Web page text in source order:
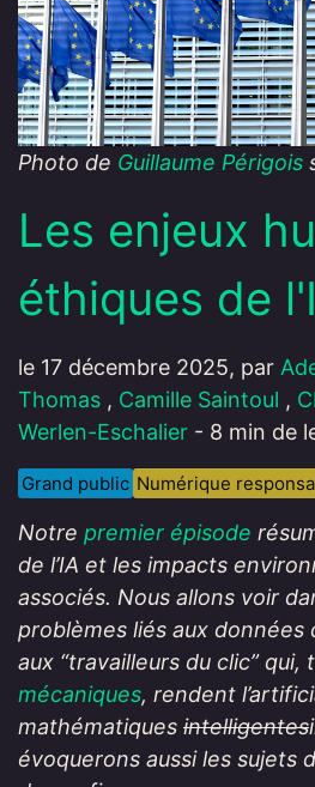
Photo de Guillaume Périgois
Les enjeux
éthiques de
le 17 décembre 2025, par
Thomas , Camille Saintoul ,
Werlen-Eschalier - 8 min de
Grand public Numérique
Notre premier épisode
de l’IA et les impacts
associés. Nous allons voir
problèmes liés aux données
aux “travailleurs du clic” qui,
mécaniques, rendent
mathématiques intelligentes
évoquerons aussi les sujets